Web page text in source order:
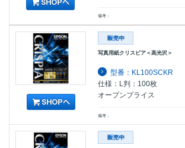
備考：
写真用紙クリスピア＜高光沢＞
型番：KL100SCKR
仕様：L判：100枚
オープンプライス
備考：